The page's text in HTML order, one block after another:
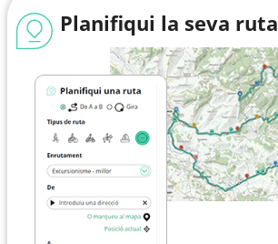
Planifiqui la seva ruta